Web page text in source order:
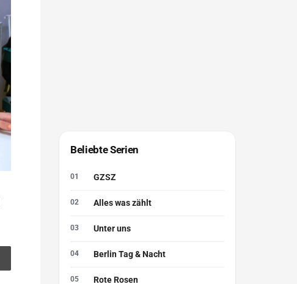
Beliebte Serien
GZSZ
Alles was zählt
Unter uns
Berlin Tag & Nacht
Rote Rosen